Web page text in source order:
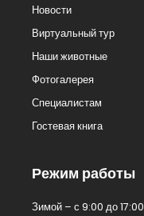
Новости
Виртуальный тур
Наши животные
Фотогалерея
Специалистам
Гостевая книга
Режим работы
Зимой – с 9:00 до 17:00